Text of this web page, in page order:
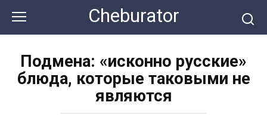
контенту
Cheburator
Подмена: «исконно русские»
блюда, которые таковыми не
являются